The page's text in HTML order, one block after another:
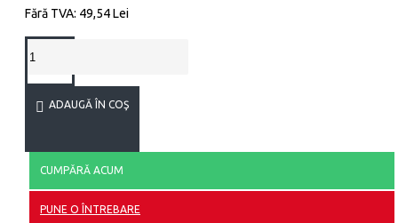
Fără TVA: 49,54 Lei
ADAUGĂ ÎN COŞ
CUMPĂRĂ ACUM
PUNE O ÎNTREBARE